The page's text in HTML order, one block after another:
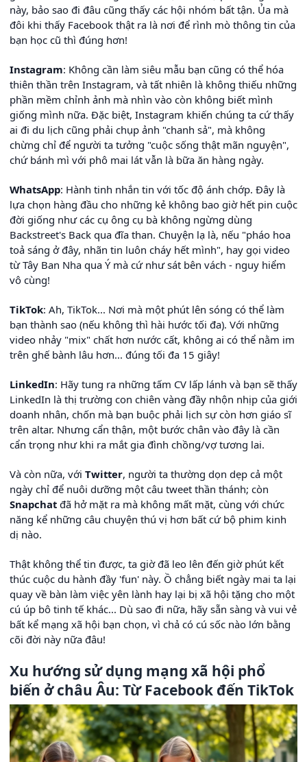
này, bảo sao đi đâu cũng thấy các hội nhóm bất tận. Ủa mà
đôi khi thấy Facebook thật ra là nơi để rình mò thông tin của
bạn học cũ thì đúng hơn!
Instagram: Không cần làm siêu mẫu bạn cũng có thể hóa
thiên thần trên Instagram, và tất nhiên là không thiếu những
phần mềm chỉnh ảnh mà nhìn vào còn không biết mình
giống mình nữa. Đặc biệt, Instagram khiến chúng ta cứ thấy
ai đi du lịch cũng phải chụp ảnh "chanh sả", mà không
chừng chỉ để người ta tưởng "cuộc sống thật mãn nguyện",
chứ bánh mì với phô mai lát vẫn là bữa ăn hàng ngày.
WhatsApp: Hành tinh nhắn tin với tốc độ ánh chớp. Đây là
lựa chọn hàng đầu cho những kẻ không bao giờ hết pin cuộc
đời giống như các cụ ông cụ bà không ngừng dùng
Backstreet's Back qua đĩa than. Chuyện lạ là, nếu "pháo hoa
toả sáng ở đây, nhãn tin luôn cháy hết mình", hay gọi video
từ Tây Ban Nha qua Ý mà cứ như sát bên vách - nguy hiểm
vô cùng!
TikTok: Ah, TikTok... Nơi mà một phút lên sóng có thể làm
bạn thành sao (nếu không thì hài hước tối đa). Với những
video nhảy "mix" chất hơn nước cất, không ai có thể nằm im
trên ghế bành lâu hơn... đúng tối đa 15 giây!
LinkedIn: Hãy tung ra những tấm CV lấp lánh và bạn sẽ thấy
LinkedIn là thị trường con chiên vàng đầy nhộn nhịp của giới
doanh nhân, chốn mà bạn buộc phải lịch sự còn hơn giáo sĩ
trên altar. Nhưng cẩn thận, một bước chân vào đây là cần
cẩn trọng như khi ra mắt gia đình chồng/vợ tương lai.
Và còn nữa, với Twitter, người ta thường dọn dẹp cả một
ngày chỉ để nuôi dưỡng một câu tweet thần thánh; còn
Snapchat đã hở mặt ra mà không mất mặt, cùng với chức
năng kể những câu chuyện thú vị hơn bất cứ bộ phim kinh
dị nào.
Thật không thể tin được, ta giờ đã leo lên đến giờ phút kết
thúc cuộc du hành đầy 'fun' này. Ồ chẳng biết ngày mai ta lại
quay về bàn làm việc yên lành hay lại bị xã hội tặng cho một
cú úp bô tinh tế khác... Dù sao đi nữa, hãy sẵn sàng và vui vẻ
bất kể mạng xã hội bạn chọn, vì chả có cú sốc nào lớn bằng
cõi đời này nữa đâu!
Xu hướng sử dụng mạng xã hội phổ
biến ở châu Âu: Từ Facebook đến TikTok